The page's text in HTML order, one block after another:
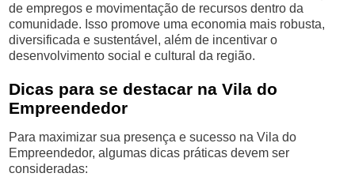
de empregos e movimentação de recursos dentro da
comunidade. Isso promove uma economia mais robusta,
diversificada e sustentável, além de incentivar o
desenvolvimento social e cultural da região.
Dicas para se destacar na Vila do
Empreendedor
Para maximizar sua presença e sucesso na Vila do
Empreendedor, algumas dicas práticas devem ser
consideradas: